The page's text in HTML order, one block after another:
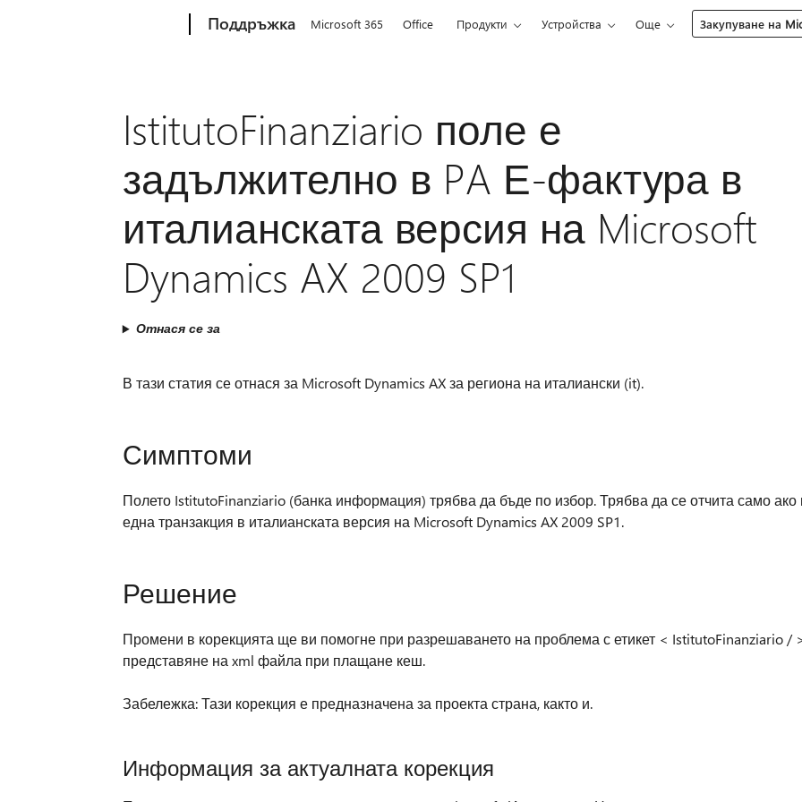
Поддръжка Microsoft 365 Office Продукти Устройства Още Закупуване на
IstitutoFinanziario поле е
задължително в PA Е-фактура в
италианската версия на Microsoft
Dynamics AX 2009 SP1
Отнася се за
В тази статия се отнася за Microsoft Dynamics AX за региона на италиански (it).
Симптоми
Полето IstitutoFinanziario (банка информация) трябва да бъде по избор. Трябва да се отчита само ако
една транзакция в италианската версия на Microsoft Dynamics AX 2009 SP1.
Решение
Промени в корекцията ще ви помогне при разрешаването на проблема с етикет < IstitutoFinanziario /
представяне на xml файла при плащане кеш.
Забележка: Тази корекция е предназначена за проекта страна, както и.
Информация за актуалната корекция